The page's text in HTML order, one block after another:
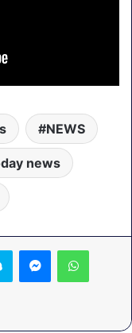
NEWS
news
Skype Messenger